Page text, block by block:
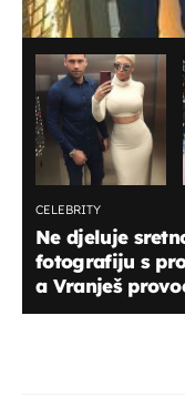
CELEBRITY
Ne djeluje
fotografiju s
a Vranješ